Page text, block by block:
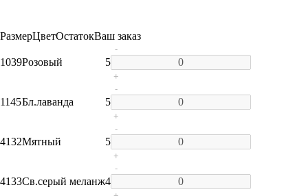
РазмерЦветОстатокВаш заказ
1039Розовый 5
-
+
1145Бл.лаванда 5
-
+
4132Мятный 5
-
+
4133Св.серый меланж4
-